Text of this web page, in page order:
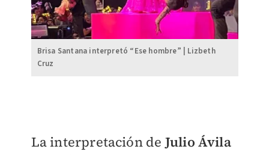
Brisa Santana interpretó “Ese hombre” | Lizbeth
Cruz
La interpretación de Julio Ávila